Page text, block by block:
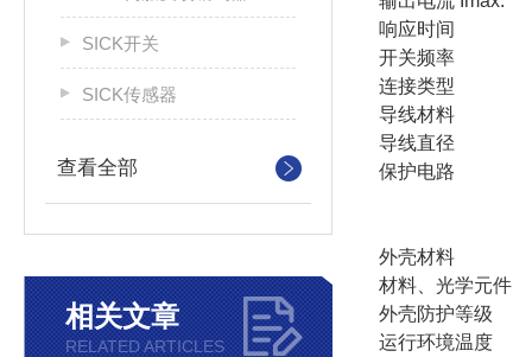
SICK开关
SICK传感器
查看全部
相关文章
RELATED ARTICLES
响应时间
开关频率
连接类型
导线材料
导线直径
保护电路
外壳材料
材料、光学元件
外壳防护等级
运行环境温度